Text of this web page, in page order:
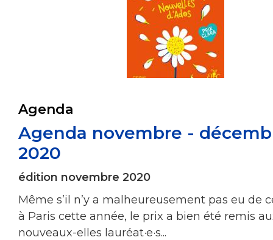
Agenda
Agenda novembre -
2020
édition novembre 2020
Même s’il n’y a malheureusement pas eu de
à Paris cette année, le prix a bien été remis
nouveaux-elles lauréat·e·s...